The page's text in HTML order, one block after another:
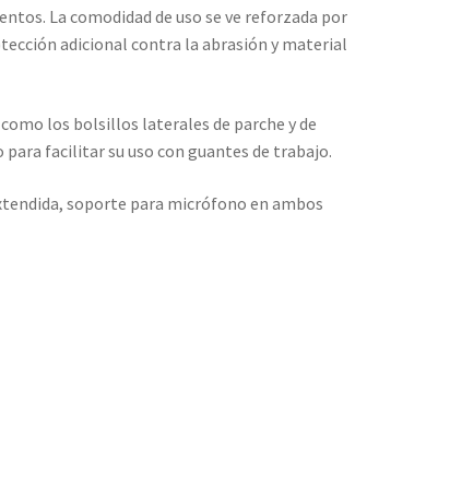
La comodidad de uso se ve reforzada por
adicional contra la abrasión y material
los bolsillos laterales de parche y de
facilitar su uso con guantes de trabajo.
soporte para micrófono en ambos